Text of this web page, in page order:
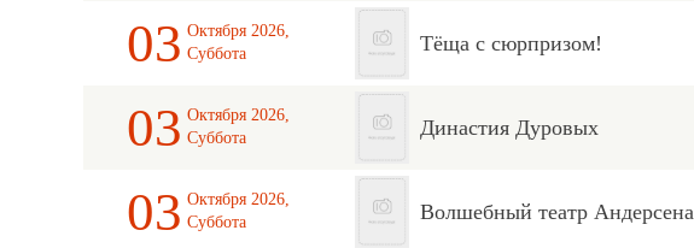
03 Октября 2026,
Суббота
Тёща с сюрпризом!
03 Октября 2026,
Суббота
Династия Дуровых
03 Октября 2026,
Суббота
Волшебный театр Андерсена